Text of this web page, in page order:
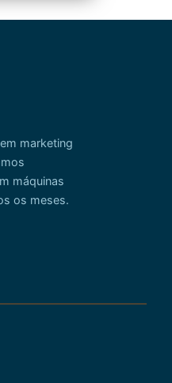
marketing
máquinas
os meses.